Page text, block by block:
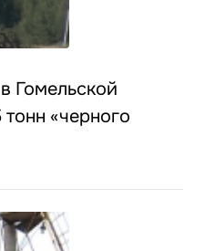
Гомельской
«черного